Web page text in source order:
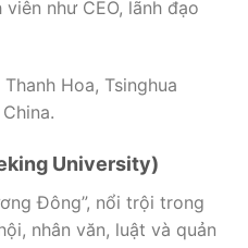
như CEO, lãnh đạo
Hoa, Tsinghua
University)
Đông”, nổi trội trong
nhân văn, luật và quản